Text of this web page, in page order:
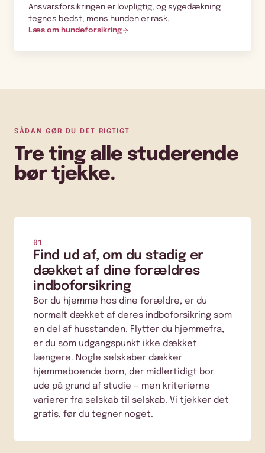
Ansvarsforsikringen er lovpligtig, og sygedækning
tegnes bedst, mens hunden er rask.
Læs om hundeforsikring
SÅDAN GØR DU DET RIGTIGT
Tre ting alle studerende
bør tjekke.
01
Find ud af, om du stadig er
dækket af dine forældres
indboforsikring
Bor du hjemme hos dine forældre, er du
normalt dækket af deres indboforsikring som
en del af husstanden. Flytter du hjemmefra,
er du som udgangspunkt ikke dækket
længere. Nogle selskaber dækker
hjemmeboende børn, der midlertidigt bor
ude på grund af studie — men kriterierne
varierer fra selskab til selskab. Vi tjekker det
gratis, før du tegner noget.